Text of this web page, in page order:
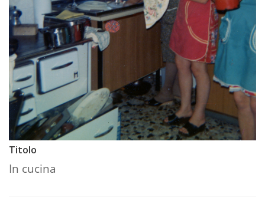
Titolo
In cucina